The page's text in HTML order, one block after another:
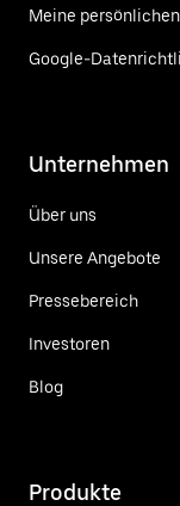
Meine
Google-
Unternehmen
Über uns
Unsere Angebote
Pressebereich
Investoren
Blog
Produkte